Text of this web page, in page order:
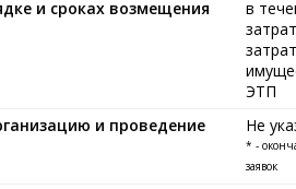
и сроках возмещения
в
ЭТП
и проведение
Не
* -
заявок